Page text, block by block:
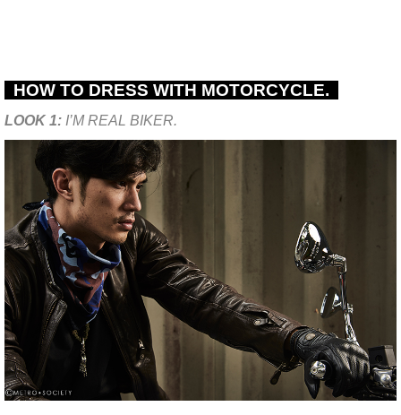
HOW TO DRESS WITH MOTORCYCLE.
LOOK 1: I’M REAL BIKER.